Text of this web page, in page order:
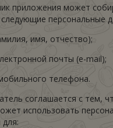
приложения может
персональные
имя, отчество);
почты (e-mail);
телефона.
соглашается с тем,
использовать